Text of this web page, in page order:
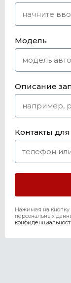
Модель
Описание
Контакты
Нажимая на кнопку
персональных